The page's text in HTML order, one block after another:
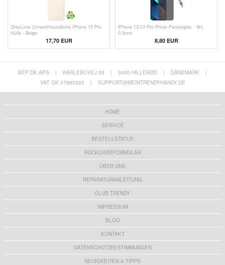
GreyLime Umweltfreundliche iPhone 13 Pro
Hülle - Beige
17,70 EUR
iPhone 13/13 Pro Privat Panzerglas - 9H,
0.3mm
8,80 EUR
MTP DK APS | KARLEBOVEJ 59 | 3400 HILLERØD | DÄNEMARK
|
VAT: DK 37860220
| SUPPORT@MEINTRENDYHANDY.DE
HOME
SERVICE
BESTELLSTATUS
RÜCKGABEFORMULAR
ÜBER UNS
REPARATURANLEITUNG
CLUB TRENDY
IMPRESSUM
BLOG
KONTAKT
DATENSCHUTZBESTIMMUNGEN
NEUIGKEITEN & TIPPS